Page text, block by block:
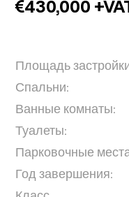
430,000
Площадь
Спальни:
Ванные комнаты:
Туалеты:
Парковочные
Год завершения: